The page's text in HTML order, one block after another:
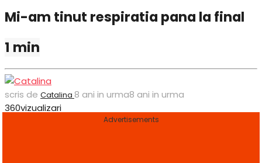
Mi-am tinut respiratia pana la final
1 min
scris de Catalina 8 ani in urma8 ani in urma
360vizualizari
Advertisements